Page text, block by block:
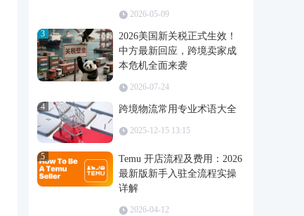
2026-05-09
3
2026美国新关税正式生效！
中方最新回应，跨境卖家成
本危机全面来袭
2026-07-24
4
跨境物流常用专业术语大全
2025-12-15 13:15
5
Temu 开店流程及费用：2026
最新版新手入驻全流程实操
详解
2026-04-12